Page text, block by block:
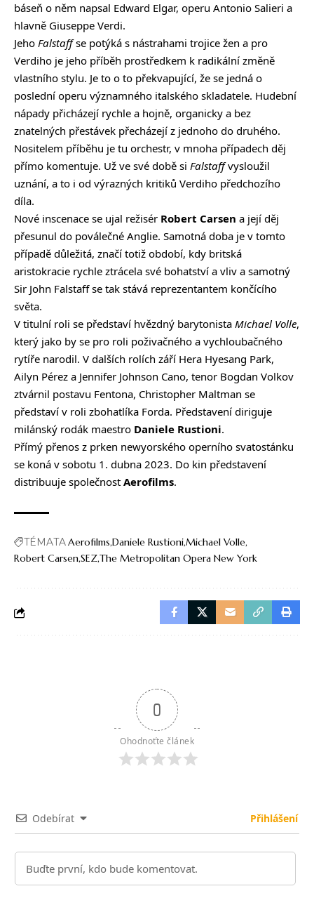
báseň o něm napsal Edward Elgar, operu Antonio Salieri a
hlavně Giuseppe Verdi.
Jeho Falstaffse potýká s nástrahami trojice žen a pro
Verdiho je jeho příběh prostředkem k radikální změně
vlastního stylu. Je to o to překvapující, že se jedná o
poslední operu významného italského skladatele. Hudební
nápady přicházejí rychle a hojně, organicky a bez
znatelných přestávek přecházejí z jednoho do druhého.
Nositelem příběhu je tu orchestr, v mnoha případech děj
přímo komentuje. Už ve své době si Falstaffvysloužil
uznání, a to i od výrazných kritiků Verdiho předchozího
díla.
Nové inscenace se ujal režisér Robert Carsen a její děj
přesunul do poválečné Anglie. Samotná doba je v tomto
případě důležitá, značí totiž období, kdy britská
aristokracie rychle ztrácela své bohatství a vliv a samotný
Sir John Falstaff se tak stává reprezentantem končícího
světa.
V titulní roli se představí hvězdný barytonista Michael Volle,
který jako by se pro roli poživačného a vychloubačného
rytíře narodil. V dalších rolích září Hera Hyesang Park,
Ailyn Pérez a Jennifer Johnson Cano, tenor Bogdan Volkov
ztvárnil postavu Fentona, Christopher Maltman se
představí v roli zbohatlíka Forda. Představení diriguje
milánský rodák maestro Daniele Rustioni.
Přímý přenos z prken newyorského operního svatostánku
se koná v sobotu 1. dubna 2023. Do kin představení
distribuuje společnost Aerofilms.
TÉMATAAerofilms Daniele RustioniMichael Volle
Robert CarsenSEZThe Metropolitan Opera New York
0
Ohodnoťte článek
Odebírat Přihlášení